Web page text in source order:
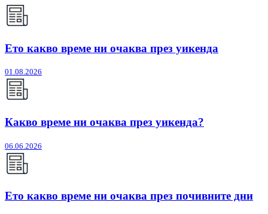
Ето какво време ни очаква през уикенда
01.08.2026
Какво време ни очаква през уикенда?
06.06.2026
Ето какво време ни очаква през почивните дни